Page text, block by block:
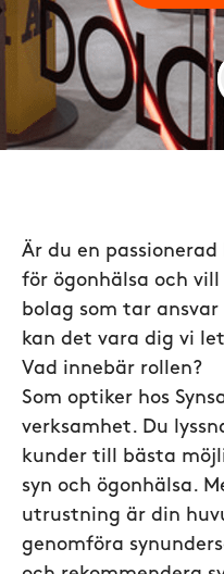
Är du en
för ögonhälsa och
bolag som tar
kan det vara dig vi
Vad innebär rollen?
Som optiker hos
verksamhet. Du
kunder till bästa
syn och ögonhälsa.
utrustning är din
genomföra